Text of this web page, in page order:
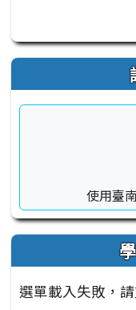
使用臺
選單載入失敗，